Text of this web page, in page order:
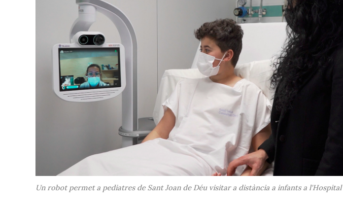
Un robot permet a pediatres de Sant Joan de Déu visitar a distància a infants a l'Hospital